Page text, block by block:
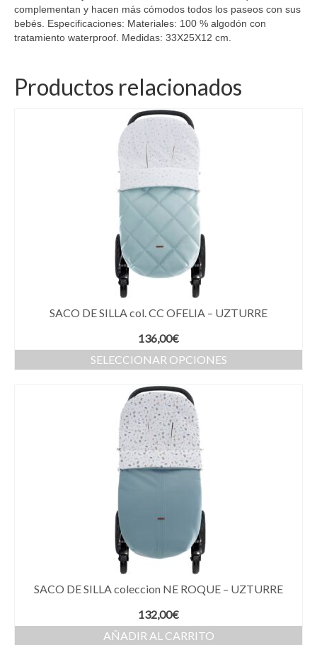
complementan y hacen más cómodos todos los paseos con sus
bebés. Especificaciones: Materiales: 100 % algodón con
tratamiento waterproof. Medidas: 33X25X12 cm.
Productos relacionados
SACO DE SILLA col. CC OFELIA – UZTURRE
136,00€
SELECCIONAR OPCIONES
SACO DE SILLA coleccion NE ROQUE – UZTURRE
132,00€
AÑADIR AL CARRITO